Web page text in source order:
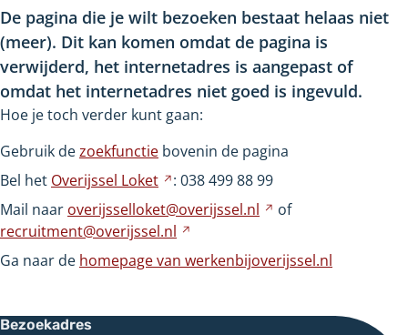
De pagina die je wilt bezoeken bestaat helaas niet
(meer). Dit kan komen omdat de pagina is
verwijderd, het internetadres is aangepast of
omdat het internetadres niet goed is ingevuld.
Hoe je toch verder kunt gaan:
Gebruik dezoekfunctie bovenin de pagina
Bel het Overijssel Loket
Verwijst
naar
een
website
: 0384998899
Mail naar overijsselloket@overijssel.nl
Verwijst
een
andere
of
recruitment@overijssel.nl
naar
website
Ga naar de homepage van werkenbijoverijssel.nl
Bezoekadres